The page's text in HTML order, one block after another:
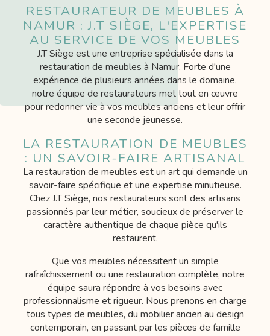
RESTAURATEUR DE MEUBLES À
NAMUR : J.T SIÈGE, L'EXPERTISE
AU SERVICE DE VOS MEUBLES
J.T Siège est une entreprise spécialisée dans la
restauration de meubles à Namur. Forte d'une
expérience de plusieurs années dans le domaine,
notre équipe de restaurateurs met tout en œuvre
pour redonner vie à vos meubles anciens et leur offrir
une seconde jeunesse.
LA RESTAURATION DE MEUBLES
: UN SAVOIR-FAIRE ARTISANAL
La restauration de meubles est un art qui demande un
savoir-faire spécifique et une expertise minutieuse.
Chez J.T Siège, nos restaurateurs sont des artisans
passionnés par leur métier, soucieux de préserver le
caractère authentique de chaque pièce qu'ils
restaurent.
Que vos meubles nécessitent un simple
rafraîchissement ou une restauration complète, notre
équipe saura répondre à vos besoins avec
professionnalisme et rigueur. Nous prenons en charge
tous types de meubles, du mobilier ancien au design
contemporain, en passant par les pièces de famille